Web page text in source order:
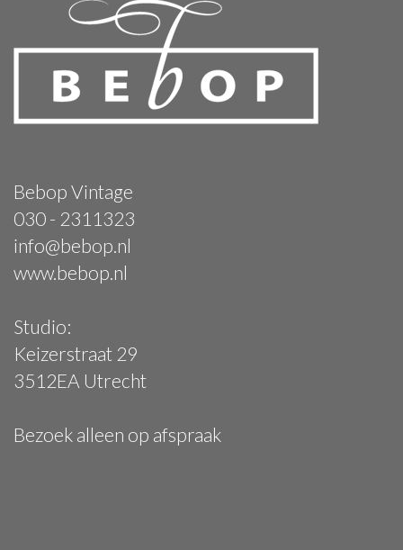
Bebop Vintage
030 - 2311323
info@bebop.nl
www.bebop.nl
Studio:
Keizerstraat 29
3512EA Utrecht
Bezoek alleen op afspraak